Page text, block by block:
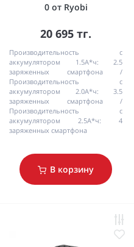
0 от Ryobi
20 695 тг.
Производительность с
аккумулятором 1.5А*ч:
2.5
заряженных смартфона
Производительность с
аккумулятором 2.0А*ч:
3.5
заряженных смартфона
Производительность с
аккумулятором 2.5А*ч:
4
заряженных смартфона
В корзину